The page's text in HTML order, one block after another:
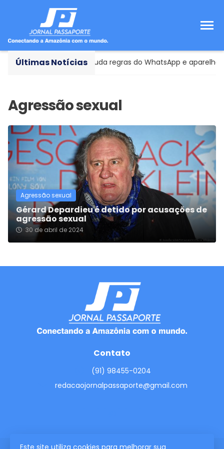
Últimas Notícias
tecnológica- Meta muda regras do WhatsApp e aparelhos
Agressão sexual
Gérard Depardieu é detido por acusações de
agressão sexual
30 de abril de 2024
Este site utiliza cookies para melhorar sua
Contato
(91) 98455-0204
redacaojornalpassaporte@gmail.com